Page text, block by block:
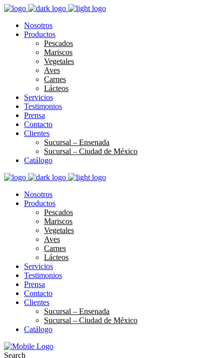
Nosotros
Productos
Pescados
Mariscos
Vegetales
Aves
Carnes
Lácteos
Servicios
Testimonios
Prensa
Contacto
Clientes
Sucursal – Ensenada
Sucursal – Ciudad de México
Catálogo
Nosotros
Productos
Pescados
Mariscos
Vegetales
Aves
Carnes
Lácteos
Servicios
Testimonios
Prensa
Contacto
Clientes
Sucursal – Ensenada
Sucursal – Ciudad de México
Catálogo
Search